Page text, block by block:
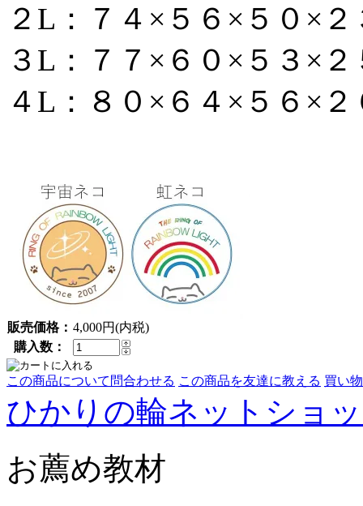
２L：７４×５６×５０×２
３L：７７×６０×５３×２
４L：８０×６４×５６×２
販売価格： 4,000円(内税)
購入数：
この商品について問合わせる この商品を友達に教える 買い
ひかりの輪ネットショ
お薦め教材